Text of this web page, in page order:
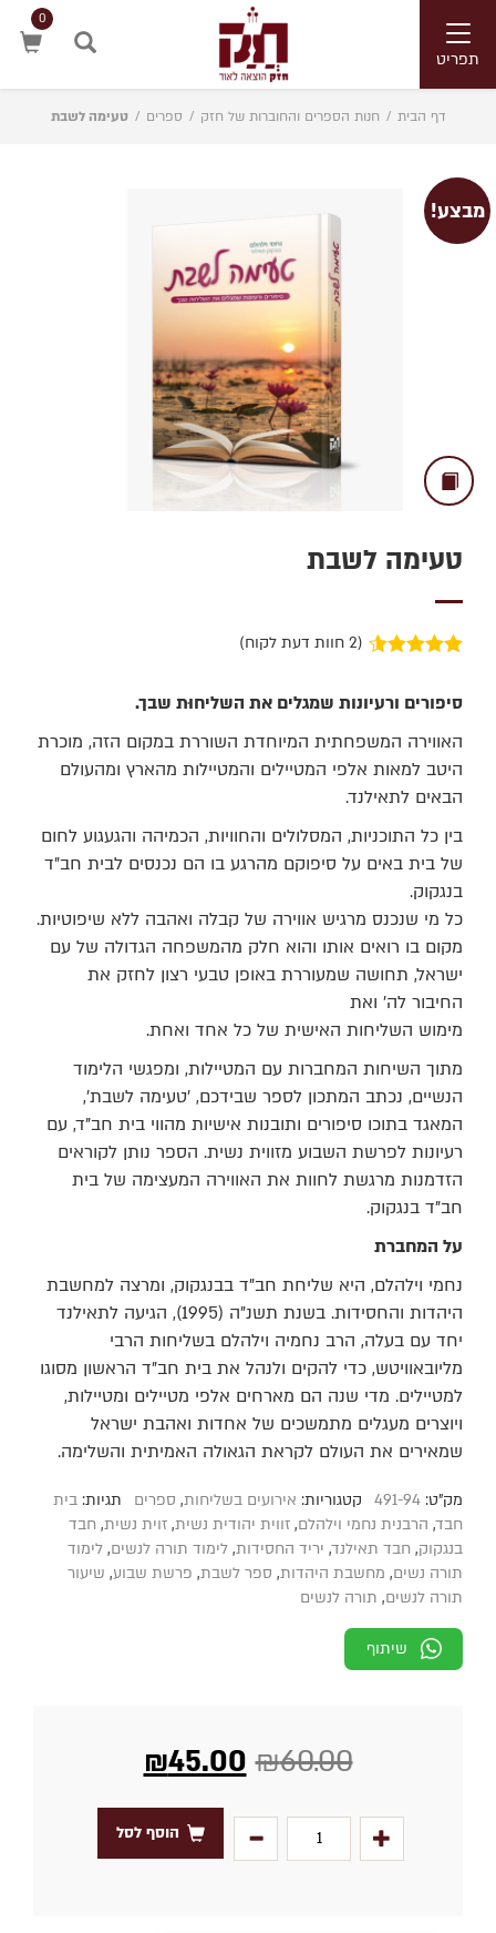
Toggle
navigationתפריט
0
דף הבית / חנות הספרים והחוברות של חזק / ספרים / טעימה לשבת
מבצע!
טעימה לשבת
מבוסס על
לקוחות
(
2 חוות דעת לקוח)
סיפורים ורעיונות שמגלים את השליחוּת שבך.
האווירה המשפחתית המיוחדת השוררת במקום הזה, מוכרת
היטב למאות אלפי המטיילים והמטיילות מהארץ ומהעולם
הבאים לתאילנד.
בין כל התוכניות, המסלולים והחוויות, הכמיהה והגעגוע לחום
של בית באים על סיפוקם מהרגע בו הם נכנסים לבית חב"ד
בנגקוק.
כל מי שנכנס מרגיש אווירה של קבלה ואהבה ללא שיפוטיות.
מקום בו רואים אותו והוא חלק מהמשפחה הגדולה של עם
ישראל, תחושה שמעוררת באופן טבעי רצון לחזק את
החיבור לה' ואת
מימוש השליחות האישית של כל אחד ואחת.
מתוך השיחות המחברות עם המטיילות, ומפגשי הלימוד
הנשיים, נכתב המתכון לספר שבידכם, 'טעימה לשבת',
המאגד בתוכו סיפורים ותובנות אישיות מהווי בית חב"ד, עם
רעיונות לפרשת השבוע מזווית נשית. הספר נותן לקוראים
הזדמנות מרגשת לחוות את האווירה המעצימה של בית
חב"ד בנגקוק.
על המחברת
נחמי וילהלם, היא שליחת חב"ד בבנגקוק, ומרצה למחשבת
היהדות והחסידות. בשנת תשנ"ה (1995), הגיעה לתאילנד
יחד עם בעלה, הרב נחמיה וילהלם בשליחות הרבי
מליובאוויטש, כדי להקים ולנהל את בית חב"ד הראשון מסוגו
למטיילים. מדי שנה הם מארחים אלפי מטיילים ומטיילות,
ויוצרים מעגלים מתמשכים של אחדות ואהבת ישראל
שמאירים את העולם לקראת הגאולה האמיתית והשלימה.
מק"ט: 491-94 קטגוריות: אירועים בשליחות, ספרים תגיות: בית
חבד, הרבנית נחמי וילהלם, זווית יהודית נשית, זוית נשית, חבד
בנגקוק, חבד תאילנד, יריד החסידות, לימוד תורה לנשים, לימוד
תורה נשים, מחשבת היהדות, ספר לשבת, פרשת שבוע, שיעור
תורה לנשים, תורה לנשים
שיתוף
₪60.00
₪45.00
הוסף לסל